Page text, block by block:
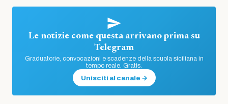
Le notizie come questa arrivano prima su
Telegram
Graduatorie, convocazioni e scadenze della scuola siciliana in
tempo reale. Gratis.
Unisciti al canale →